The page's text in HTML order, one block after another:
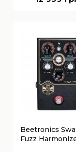
Beetronics
Fuzz